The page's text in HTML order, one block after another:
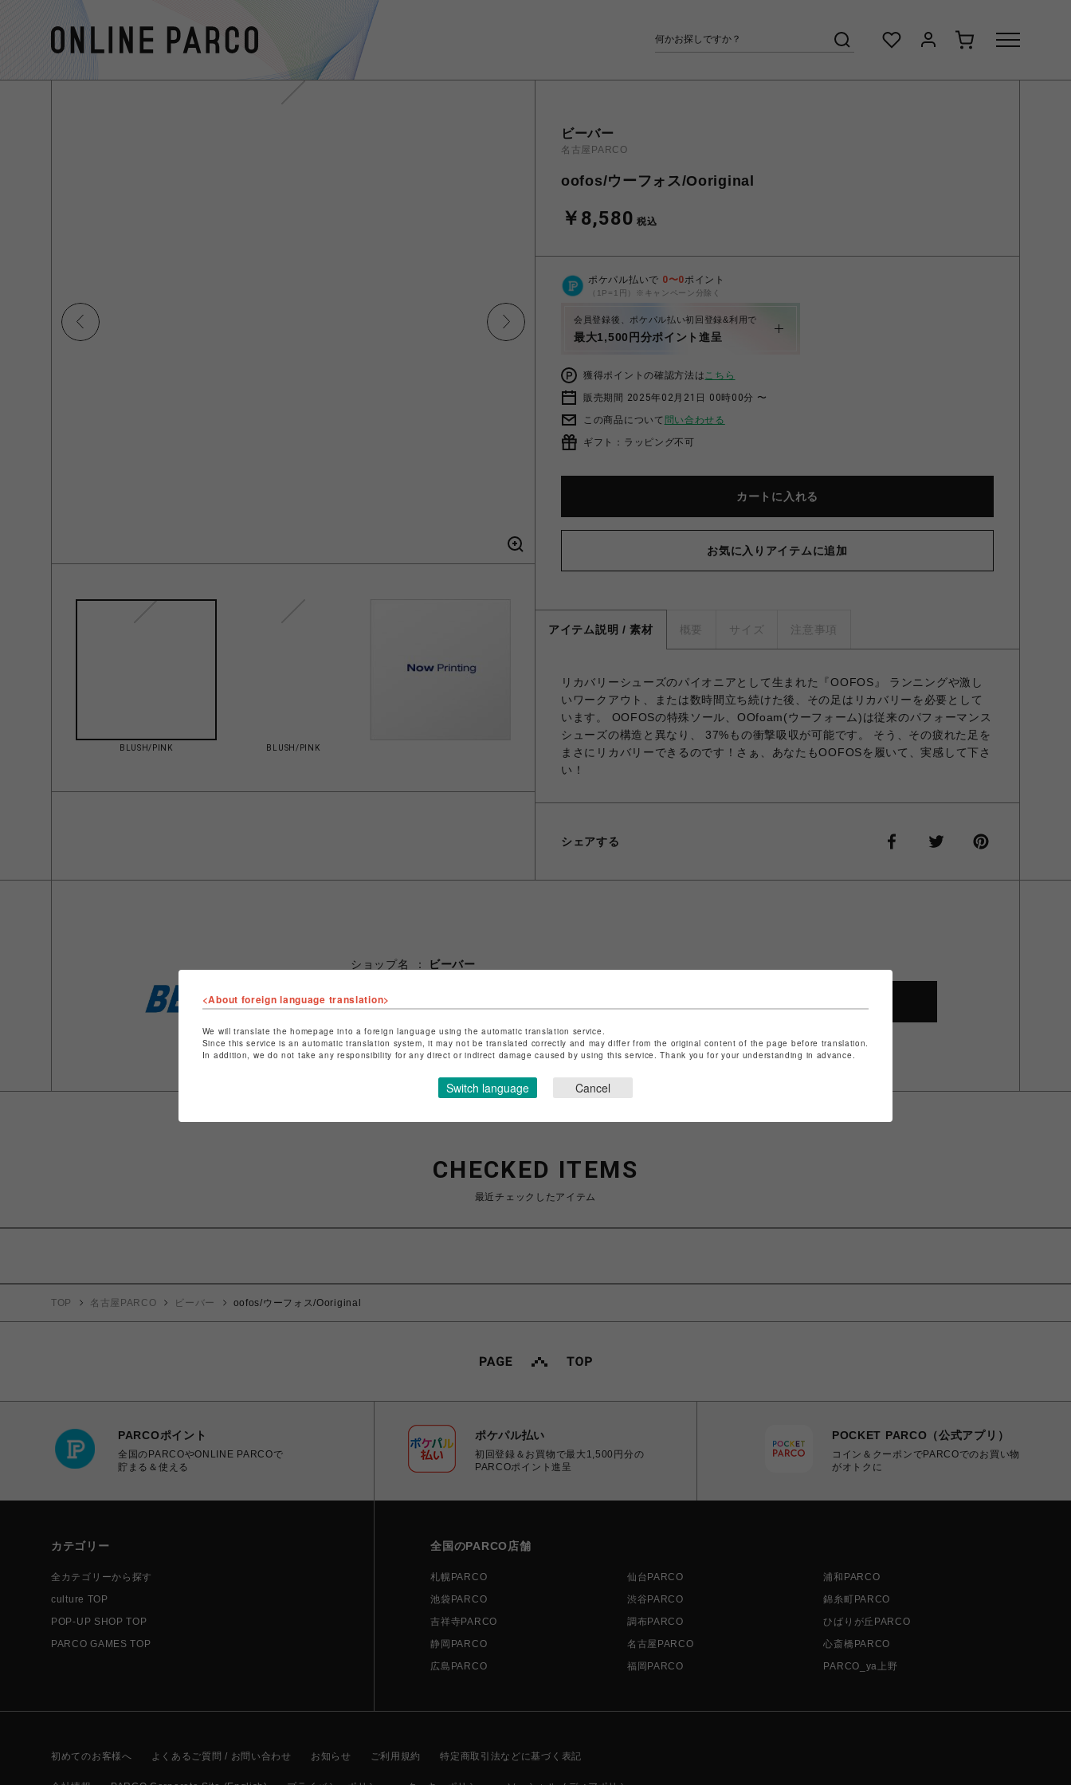
BLUSH/PINK BLUSH/PINK
ビーバー
名古屋PARCO
oofos/ウーフォス/Ooriginal
￥8,580 税込
ポケパル払いで 0〜0ポイント
（1P=1円）※キャンペーン分除く
会員登録後、ポケパル払い初回登録&利用で
最大1,500円分ポイント進呈
獲得ポイントの確認方法はこちら
販売期間 2025年02月21日 00時00分 〜
この商品について 問い合わせる
ギフト：ラッピング不可
カートに入れる
お気に入りアイテムに追加
アイテム説明 / 素材 概要 サイズ 注意事項
リカバリーシューズのパイオニアとして生まれた『OOFOS』 ランニングや激し
いワークアウト、または数時間立ち続けた後、その足はリカバリーを必要として
います。 OOFOSの特殊ソール、OOfoam(ウーフォーム)は従来のパフォーマンス
シューズの構造と異なり、 37%もの衝撃吸収が可能です。 そう、その疲れた足を
まさにリカバリーできるのです！さぁ、あなたもOOFOSを履いて、実感して下さ
い！
シェアする
ショップ名
ビーバー
ショップお問い合わせはこちら
CHECKED ITEMS
最近チェックしたアイテム
TOP 名古屋PARCO ビーバー oofos/ウーフォス/Ooriginal
PARCOポイント
全国のPARCOやONLINE PARCOで
貯まる＆使える
ポケパル払い
初回登録＆お買物で最大1,500円分の
PARCOポイント進呈
POCKET PARCO（公式アプリ）
コイン＆クーポンでPARCOでのお買い物
がオトクに
カテゴリー
全カテゴリーから探す
culture TOP
POP-UP SHOP TOP
PARCO GAMES TOP
全国のPARCO店舗
札幌PARCO 仙台PARCO
浦和PARCO
池袋PARCO
渋谷PARCO
錦糸町PARCO
吉祥寺PARCO
調布PARCO
ひばりが丘PARCO
静岡PARCO
名古屋PARCO
心斎橋PARCO
広島PARCO
福岡PARCO PARCO_ya上野
初めてのお客様へ よくあるご質問 / お問い合わせ お知らせ ご利用規約 特定商取引法などに基づく表記
<About foreign language translation>
We will translate the homepage into a foreign language using the automatic translation service.
Since this service is an automatic translation system, it may not be translated correctly and may differ from the original content of the page before translation.
In addition, we do not take any responsibility for any direct or indirect damage caused by using this service. Thank you for your understanding in advance.
Switch language Cancel